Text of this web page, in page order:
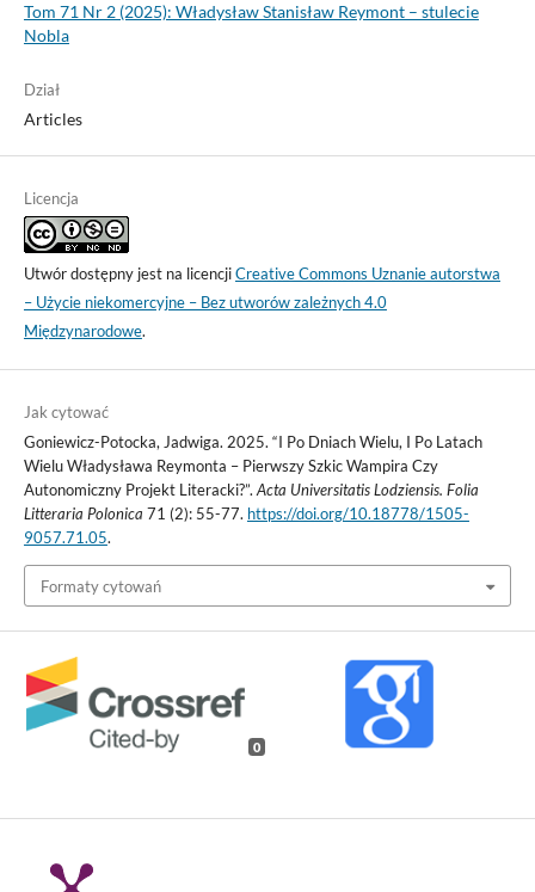
Tom 71 Nr 2 (2025): Władysław Stanisław Reymont – stulecie
Nobla
Dział
Articles
Licencja
Utwór dostępny jest na licencjiCreative Commons Uznanie autorstwa
– Użycie niekomercyjne – Bez utworów zależnych 4.0
Międzynarodowe.
Jak cytować
Goniewicz-Potocka, Jadwiga. 2025. “I Po Dniach Wielu, I Po Latach
Wielu Władysława Reymonta – Pierwszy Szkic Wampira Czy
Autonomiczny Projekt Literacki?”.Acta Universitatis Lodziensis. Folia
Litteraria Polonica 71 (2): 55-77. https://doi.org/10.18778/1505-
9057.71.05.
Formaty cytowań
0